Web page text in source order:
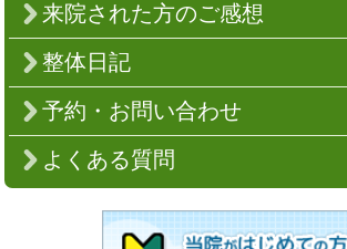
来院された方のご感想
整体日記
予約・お問い合わせ
よくある質問